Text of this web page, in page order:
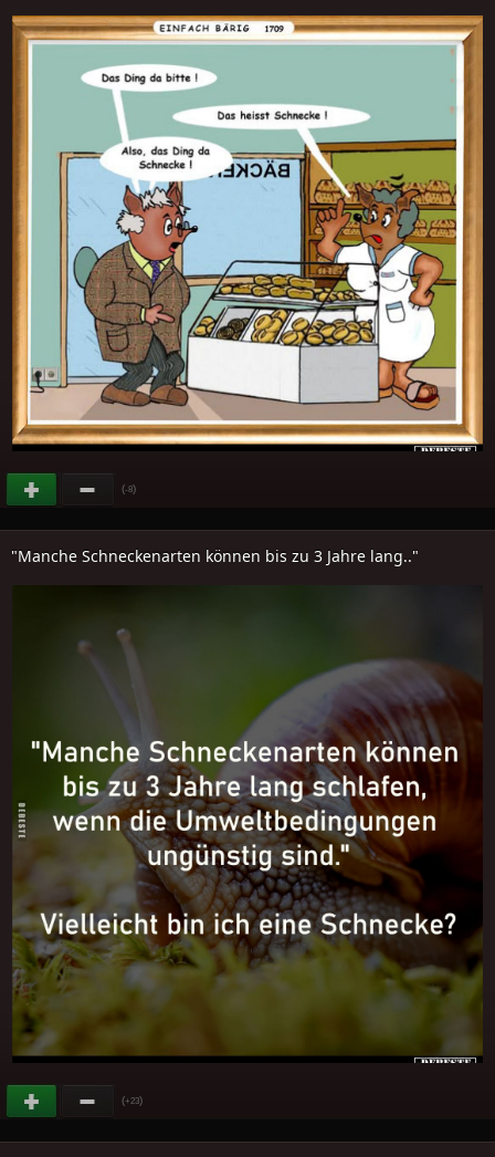
(-8)
"Manche Schneckenarten können bis zu 3 Jahre lang.."
(+23)